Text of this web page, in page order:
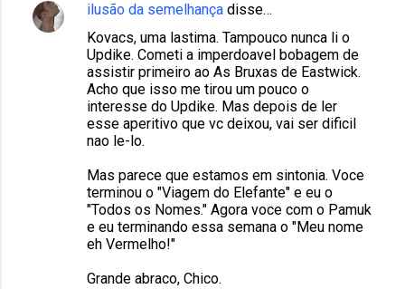
ilusão da semelhança disse…
Kovacs, uma lastima. Tampouco nunca li o
Updike. Cometi a imperdoavel bobagem de
assistir primeiro ao As Bruxas de Eastwick.
Acho que isso me tirou um pouco o
interesse do Updike. Mas depois de ler
esse aperitivo que vc deixou, vai ser dificil
nao le-lo.
Mas parece que estamos em sintonia. Voce
terminou o "Viagem do Elefante" e eu o
"Todos os Nomes." Agora voce com o Pamuk
e eu terminando essa semana o "Meu nome
eh Vermelho!"
Grande abraco, Chico.